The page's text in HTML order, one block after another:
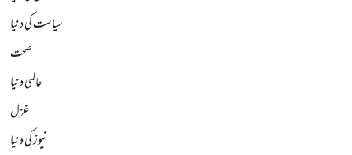
سیاست کی دنیا
صحت
عالمی دنیا
غزل
نیوز کی دنیا